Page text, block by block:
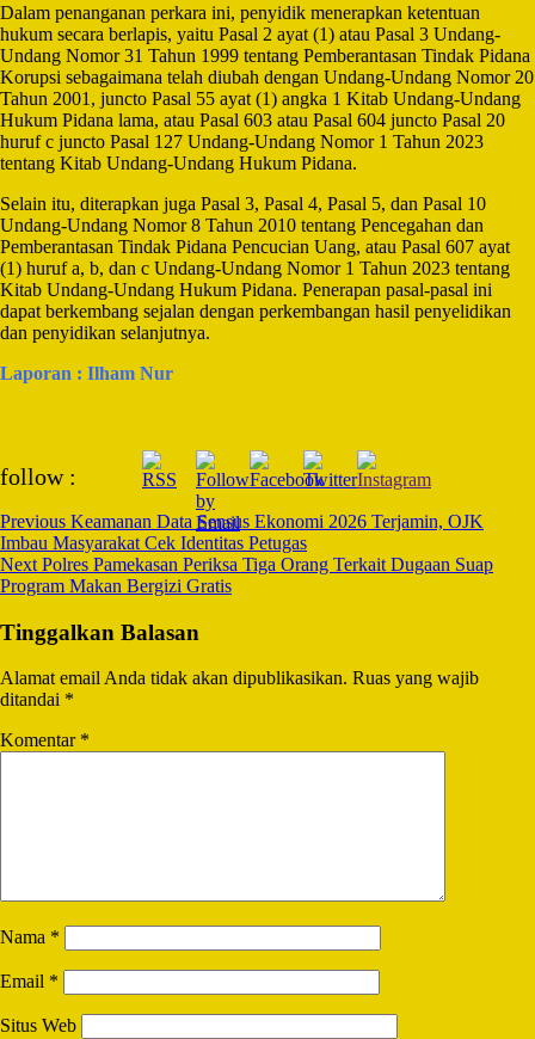
Dalam penanganan perkara ini, penyidik menerapkan ketentuan
hukum secara berlapis, yaitu Pasal 2 ayat (1) atau Pasal 3 Undang-
Undang Nomor 31 Tahun 1999 tentang Pemberantasan Tindak Pidana
Korupsi sebagaimana telah diubah dengan Undang-Undang Nomor 20
Tahun 2001, juncto Pasal 55 ayat (1) angka 1 Kitab Undang-Undang
Hukum Pidana lama, atau Pasal 603 atau Pasal 604 juncto Pasal 20
huruf c juncto Pasal 127 Undang-Undang Nomor 1 Tahun 2023
tentang Kitab Undang-Undang Hukum Pidana.
Selain itu, diterapkan juga Pasal 3, Pasal 4, Pasal 5, dan Pasal 10
Undang-Undang Nomor 8 Tahun 2010 tentang Pencegahan dan
Pemberantasan Tindak Pidana Pencucian Uang, atau Pasal 607 ayat
(1) huruf a, b, dan c Undang-Undang Nomor 1 Tahun 2023 tentang
Kitab Undang-Undang Hukum Pidana. Penerapan pasal-pasal ini
dapat berkembang sejalan dengan perkembangan hasil penyelidikan
dan penyidikan selanjutnya.
Laporan : Ilham Nur
follow :
Navigation
Previous Keamanan Data Sensus Ekonomi 2026 Terjamin, OJK
Imbau Masyarakat Cek Identitas Petugas
Next Polres Pamekasan Periksa Tiga Orang Terkait Dugaan Suap
Program Makan Bergizi Gratis
Tinggalkan Balasan
Alamat email Anda tidak akan dipublikasikan. Ruas yang wajib
ditandai *
Komentar *
Nama *
Email *
Situs Web